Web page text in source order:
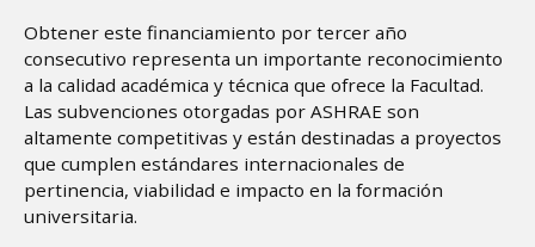
Obtener este financiamiento por tercer año
consecutivo representa un importante reconocimiento
a la calidad académica y técnica que ofrece la Facultad.
Las subvenciones otorgadas por ASHRAE son
altamente competitivas y están destinadas a proyectos
que cumplen estándares internacionales de
pertinencia, viabilidad e impacto en la formación
universitaria.